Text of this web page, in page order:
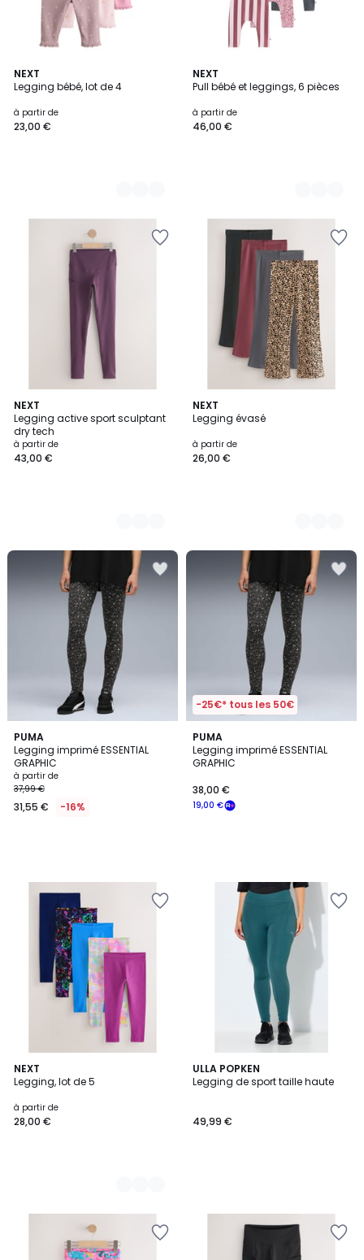
NEXT
Legging bébé, lot de 4
à partir de
23,00 €
3
Couleurs
NEXT
Pull bébé et leggings, 6 pièces
à partir de
46,00 €
2
Couleurs
NEXT
Legging active sport sculptant
dry tech
à partir de
43,00 €
2
Couleurs
NEXT
Legging évasé
à partir de
26,00 €
8
Couleurs
PUMA
Legging imprimé ESSENTIAL
GRAPHIC
à partir de
37,99 €
31,55 € -16%
-25€* tous les 50€
PUMA
Legging imprimé ESSENTIAL
GRAPHIC
19,00 €
38,00 €
NEXT
Legging, lot de 5
à partir de
28,00 €
5
Couleurs
ULLA POPKEN
Legging de sport taille haute
49,99 €